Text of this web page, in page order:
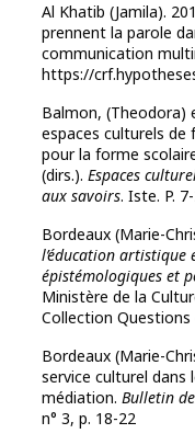
Al Khatib (Jamila).
prennent la parole
communication
https://
Balmon, (Theodora)
espaces culturels
pour la forme
(dirs.). Espaces
aux savoirs. Iste. P.
Bordeaux (Marie-
l’éducation artistique
épistémologiques et
Ministère de la
Collection Questions
Bordeaux (Marie-
service culturel dans
médiation. Bulletin
n° 3, p. 18-22